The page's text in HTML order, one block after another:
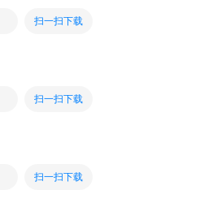
扫一扫下载
扫一扫下载
扫一扫下载